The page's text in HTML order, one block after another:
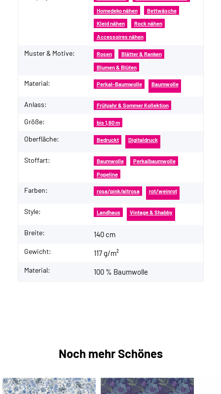
Homedeko nähen Bettwäsche
Kleid nähen Rock nähen
Accessoires nähen
Muster & Motive: Rosen Blätter & Ranken
Blumen & Blüten
Material: Perkal-Baumwolle Baumwolle
Anlass: Frühjahr & Sommer Kollektion
Größe: bis 1,60 m
Oberfläche: Bedruckt Digitaldruck
Stoffart: Baumwolle Perkalbaumwolle
Popeline
Farben: rosa/pink/altrosa rot/weinrot
Style: Landhaus Vintage & Shabby
Breite: 140 cm
Gewicht: 117 g/m²
Material: 100 % Baumwolle
Noch mehr Schönes